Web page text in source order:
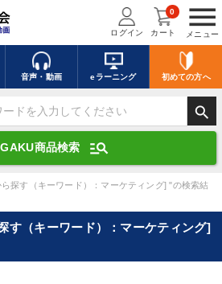
menu
メニュー
ログイン カート
0
音声・動画 eラーニング 初めての方へ
search
商品検索 manage_search
て探す
索結果に表示する
上記の条件で検索
探す（キーワード）：マーケティング] "の検索結
す（キーワード）：マーケティング]